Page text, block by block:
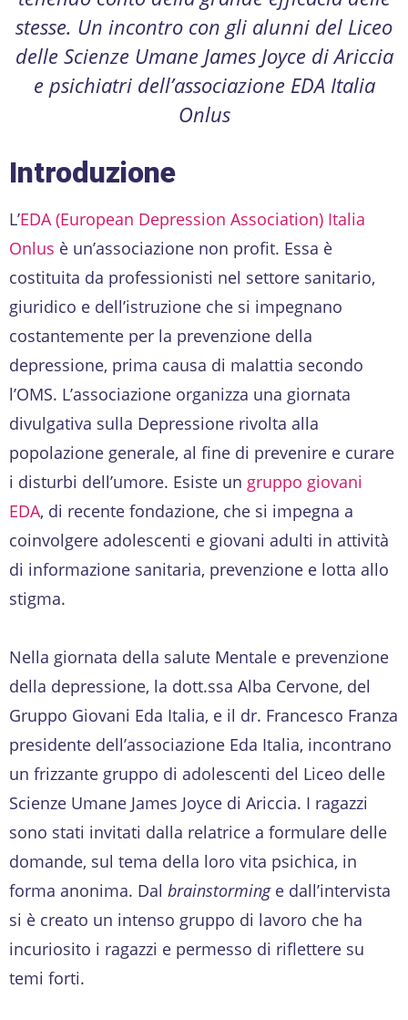
stesse. Un incontro con gli alunni del Liceo
delle Scienze Umane James Joyce di Ariccia
e psichiatri dell’associazione EDA Italia
Onlus
Introduzione
L’EDA (European Depression Association) Italia
Onlus è un’associazione non profit. Essa è
costituita da professionisti nel settore sanitario,
giuridico e dell’istruzione che si impegnano
costantemente per la prevenzione della
depressione, prima causa di malattia secondo
l’OMS. L’associazione organizza una giornata
divulgativa sulla Depressione rivolta alla
popolazione generale, al fine di prevenire e curare
i disturbi dell’umore. Esiste un gruppo giovani
EDA, di recente fondazione, che si impegna a
coinvolgere adolescenti e giovani adulti in attività
di informazione sanitaria, prevenzione e lotta allo
stigma.
Nella giornata della salute Mentale e prevenzione
della depressione, la dott.ssa Alba Cervone, del
Gruppo Giovani Eda Italia, e il dr. Francesco Franza
presidente dell’associazione Eda Italia, incontrano
un frizzante gruppo di adolescenti del Liceo delle
Scienze Umane James Joyce di Ariccia. I ragazzi
sono stati invitati dalla relatrice a formulare delle
domande, sul tema della loro vita psichica, in
forma anonima. Dal brainstorming e dall’intervista
si è creato un intenso gruppo di lavoro che ha
incuriosito i ragazzi e permesso di riflettere su
temi forti.